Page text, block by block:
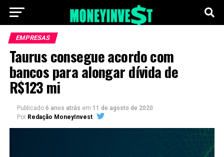
EMPRESAS
Taurus consegue acordo com
bancos para alongar dívida de
R$123 mi
Publicado 6 anos atrás em 11 de agosto de 2020
Por Redação MoneyInvest